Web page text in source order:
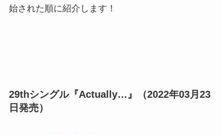
始された順に紹介します！
29thシングル『Actually…』（2022年03月23
日発売）